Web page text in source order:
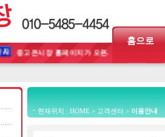
홈으로
중고큰시장 홈페이지가 오픈...
현재위치 : HOME > 고객센터 >이용안내